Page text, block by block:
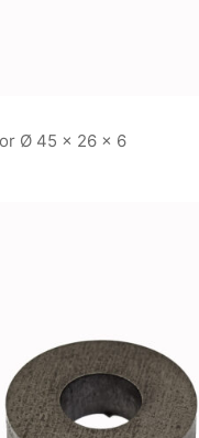
Ø 45 x 26 x 6